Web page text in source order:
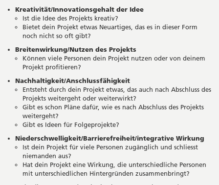
Kreativität/Innovationsgehalt der Idee
Ist die Idee des Projekts kreativ?
Bietet dein Projekt etwas Neuartiges, das es in dieser Form
noch nicht so oft gibt?
Breitenwirkung/Nutzen des Projekts
Können viele Personen dein Projekt nutzen oder von deinem
Projekt profitieren?
Nachhaltigkeit/Anschlussfähigkeit
Entsteht durch dein Projekt etwas, das auch nach Abschluss des
Projekts weitergeht oder weiterwirkt?
Gibt es schon Pläne dafür, wie es nach Abschluss des Projekts
weitergeht?
Gibt es Ideen für Folgeprojekte?
Niederschwelligkeit/Barrierefreiheit/integrative Wirkung
Ist dein Projekt für viele Personen zugänglich und schliesst
niemanden aus?
Hat dein Projekt eine Wirkung, die unterschiedliche Personen
mit unterschiedlichen Hintergründen zusammenbringt?